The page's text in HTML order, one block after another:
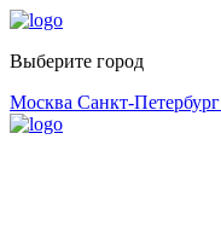
Выберите город
Москва Санкт-Петербург